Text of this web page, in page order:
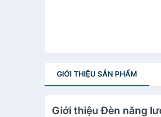
GIỚI THIỆU SẢN PHẨM
Giới thiệu Đèn năng